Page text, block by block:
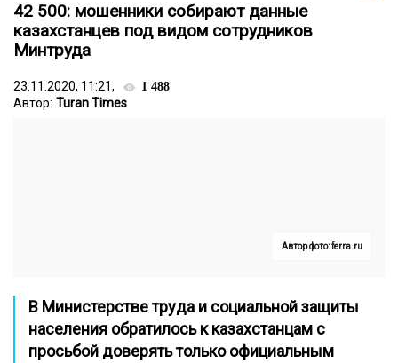
42 500: мошенники собирают данные
казахстанцев под видом сотрудников
Минтруда
23.11.2020, 11:21, 1 488
Автор: Turan Times
Автор фото: ferra.ru
В Министерстве труда и социальной защиты
населения обратилось к казахстанцам с
просьбой доверять только официальным